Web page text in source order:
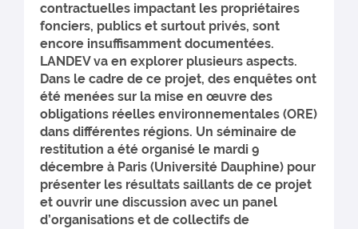
contractuelles impactant les propriétaires
fonciers, publics et surtout privés, sont
encore insuffisamment documentées.
LANDEV va en explorer plusieurs aspects.
Dans le cadre de ce projet, des enquêtes ont
été menées sur la mise en œuvre des
obligations réelles environnementales (ORE)
dans différentes régions. Un séminaire de
restitution a été organisé le mardi 9
décembre à Paris (Université Dauphine) pour
présenter les résultats saillants de ce projet
et ouvrir une discussion avec un panel
d’organisations et de collectifs de